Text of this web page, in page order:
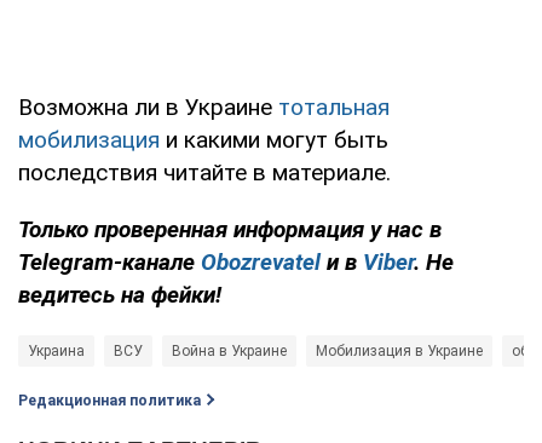
Возможна ли в Украине тотальная
мобилизация и какими могут быть
последствия читайте в материале.
Только проверенная информация у нас в
Telegram-канале Obozrevatelи в Viber. Не
ведитесь на фейки!
Украина ВСУ Война в Украине Мобилизация в Украине
Редакционная политика